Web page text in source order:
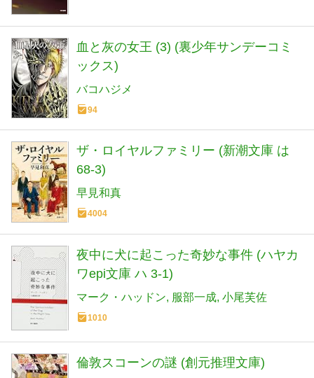
血と灰の女王 (3) (裏少年サンデーコミ
ックス)
バコハジメ
94
ザ・ロイヤルファミリー (新潮文庫 は
68-3)
早見和真
4004
夜中に犬に起こった奇妙な事件 (ハヤカ
ワepi文庫 ハ 3-1)
マーク・ハッドン 服部一成 小尾芙佐
1010
倫敦スコーンの謎 (創元推理文庫)